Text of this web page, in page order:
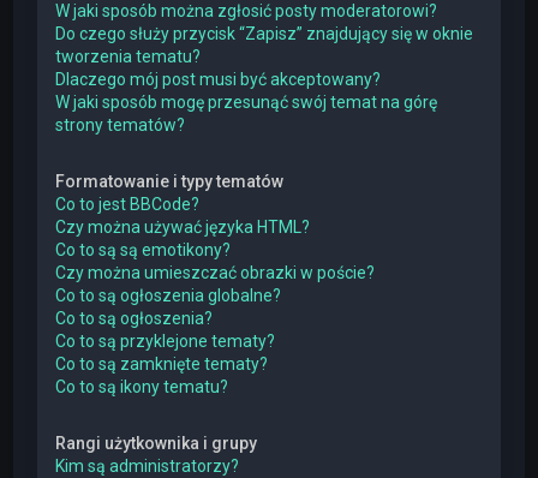
W jaki sposób można zgłosić posty moderatorowi?
Do czego służy przycisk “Zapisz” znajdujący się w oknie
tworzenia tematu?
Dlaczego mój post musi być akceptowany?
W jaki sposób mogę przesunąć swój temat na górę
strony tematów?
Formatowanie i typy tematów
Co to jest BBCode?
Czy można używać języka HTML?
Co to są są emotikony?
Czy można umieszczać obrazki w poście?
Co to są ogłoszenia globalne?
Co to są ogłoszenia?
Co to są przyklejone tematy?
Co to są zamknięte tematy?
Co to są ikony tematu?
Rangi użytkownika i grupy
Kim są administratorzy?